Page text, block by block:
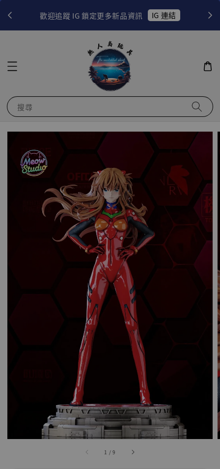
歡迎追蹤 IG 鎖定更多新品資訊 IG 連結
搜尋
1 /9